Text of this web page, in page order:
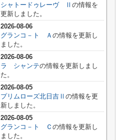
シャトードゥレーヴ Ⅱ の情報を
更新しました。
2026-08-06
グランコ－ト Ａ の情報を更新し
ました。
2026-08-06
ラ シャンテの情報を更新しまし
た。
2026-08-05
プリムローズ北日吉Ⅱ の情報を更
新しました。
2026-08-05
グランコ－ト Ｃ の情報を更新し
ました。